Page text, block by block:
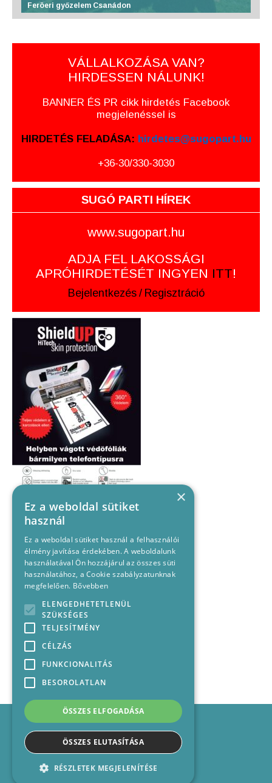
Feröeri győzelem Csanádon
VÁLLALKOZÁSA VAN?
HIRDESSEN NÁLUNK!
BANNER ÉS PR cikk hirdetés Facebook
megjelenéssel is
HIRDETÉS FELADÁSA: hirdetes@sugopart.hu
+36-30/330-3030
SUGÓ PARTI HÍREK
www.sugopart.hu
ADJA FEL LAKOSSÁGI
APRÓHIRDETÉSÉT INGYEN ITT!
Bejelentkezés / Regisztráció
Impresszum
Felhasználási feltételek
Kapcsolat
×
Ez a weboldal sütiket
használ
Ez a weboldal sütiket használ a felhasználói
élmény javítása érdekében. A weboldalunk
használatával Ön hozzájárul az összes süti
használatához, a Cookie szabályzatunknak
megfelelően. Bővebben
ELENGEDHETETLENÜL
SZÜKSÉGES
TELJESÍTMÉNY
CÉLZÁS
FUNKCIONALITÁS
BESOROLATLAN
ÖSSZES ELFOGADÁSA
ÖSSZES ELUTASÍTÁSA
RÉSZLETEK MEGJELENÍTÉSE